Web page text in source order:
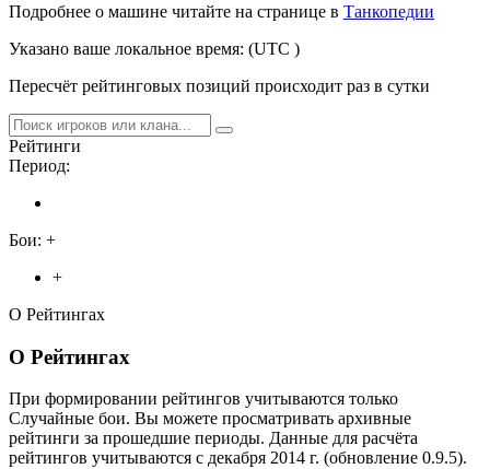
Подробнее о машине читайте на странице в Танкопедии
Указано ваше локальное время: (UTC )
Пересчёт рейтинговых позиций происходит раз в сутки
Рейтинги
Период:
Бои: +
+
О Рейтингах
О Рейтингах
При формировании рейтингов учитываются только
Случайные бои. Вы можете просматривать архивные
рейтинги за прошедшие периоды. Данные для расчёта
рейтингов учитываются с декабря 2014 г. (обновление 0.9.5).